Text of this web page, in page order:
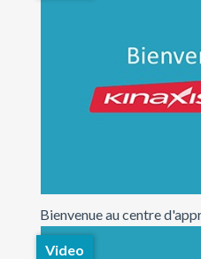
Bienvenue au centre
Video